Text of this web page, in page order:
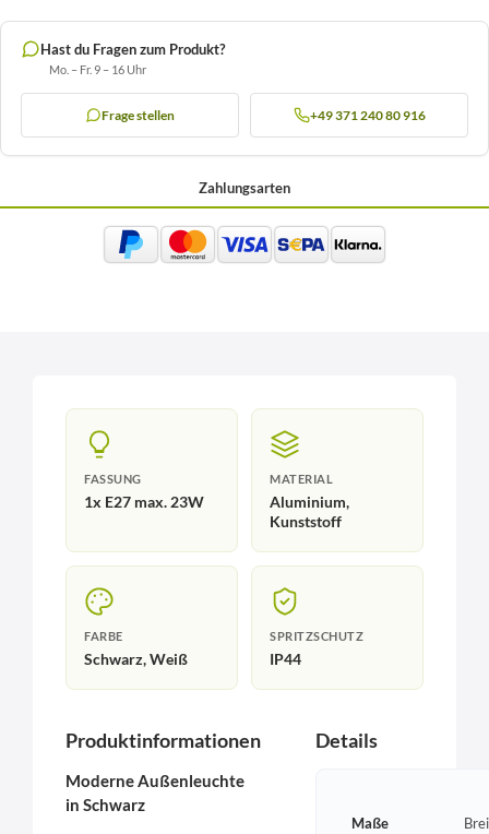
Hast du Fragen zum Produkt?
Mo. – Fr. 9 – 16 Uhr
Frage stellen +49 371 240 80 916
Zahlungsarten
FASSUNG
1x E27 max. 23W
MATERIAL
Aluminium,
Kunststoff
FARBE
Schwarz, Weiß
SPRITZSCHUTZ
IP44
Produktinformationen
Moderne Außenleuchte
in Schwarz
Details
Maße